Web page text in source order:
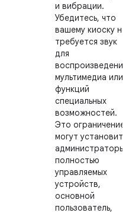
и вибрации.
Убедитесь, что
вашему киоску не
требуется звук
для
воспроизведения
мультимедиа или
функций
специальных
возможностей.
Это ограничение
могут установить
администраторы
полностью
управляемых
устройств,
основной
пользователь,